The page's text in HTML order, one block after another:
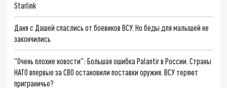
Starlink
Даня с Дашей спаслись от боевиков ВСУ. Но беды для малышей не
закончились
"Очень плохие новости": Большая ошибка Palantir в России. Страны
НАТО впервые за СВО остановили поставки оружия. ВСУ теряют
приграничье?